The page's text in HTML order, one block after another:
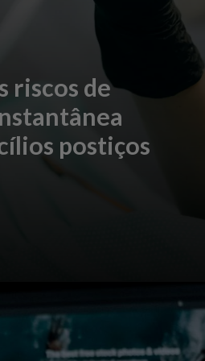
riscos de
postiços